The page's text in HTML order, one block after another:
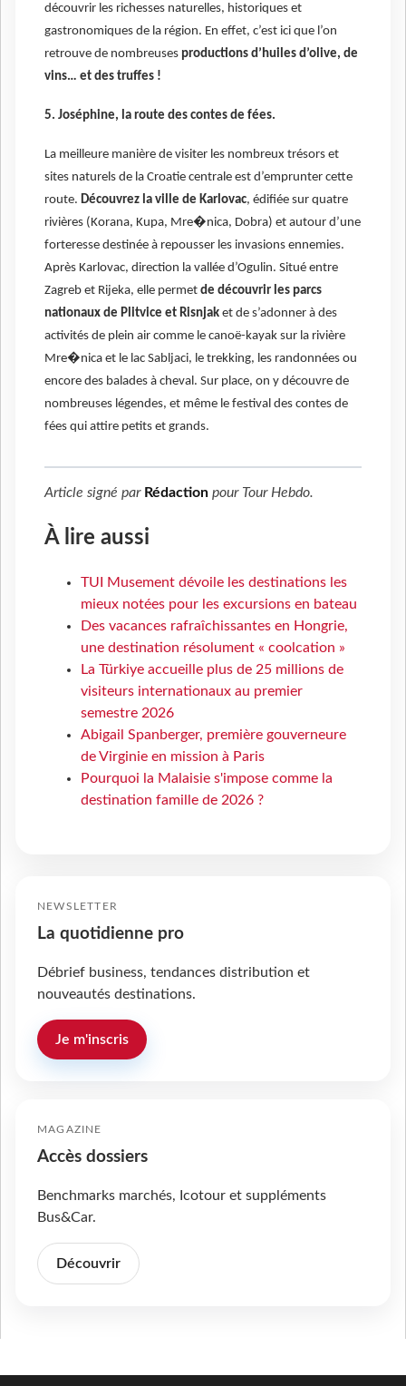
découvrir les richesses naturelles, historiques et
gastronomiques de la région. En effet, c’est ici que l’on
retrouve de nombreuses productions d’huiles d’olive, de
vins… et des truffes !
5. Joséphine, la route des contes de fées.
La meilleure manière de visiter les nombreux trésors et
sites naturels de la Croatie centrale est d’emprunter cette
route. Découvrez la ville de Karlovac, édifiée sur quatre
rivières (Korana, Kupa, Mre�nica, Dobra) et autour d’une
forteresse destinée à repousser les invasions ennemies.
Après Karlovac, direction la vallée d’Ogulin. Situé entre
Zagreb et Rijeka, elle permet de découvrir les parcs
nationaux de Plitvice et Risnjak et de s’adonner à des
activités de plein air comme le canoë-kayak sur la rivière
Mre�nica et le lac Sabljaci, le trekking, les randonnées ou
encore des balades à cheval. Sur place, on y découvre de
nombreuses légendes, et même le festival des contes de
fées qui attire petits et grands.
Article signé par Rédaction pour Tour Hebdo.
À lire aussi
TUI Musement dévoile les destinations les
mieux notées pour les excursions en bateau
Des vacances rafraîchissantes en Hongrie,
une destination résolument « coolcation »
La Türkiye accueille plus de 25 millions de
visiteurs internationaux au premier
semestre 2026
Abigail Spanberger, première gouverneure
de Virginie en mission à Paris
Pourquoi la Malaisie s'impose comme la
destination famille de 2026 ?
NEWSLETTER
La quotidienne pro
Débrief business, tendances distribution et
nouveautés destinations.
Je m'inscris
MAGAZINE
Accès dossiers
Benchmarks marchés, Icotour et suppléments
Bus&Car.
Découvrir